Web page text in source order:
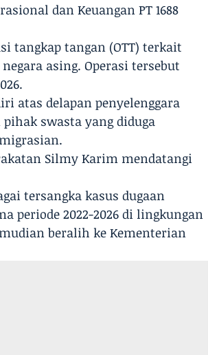
dan Keuangan PT 1688
tangkap tangan (OTT) terkait
asing. Operasi tersebut
atas delapan penyelenggara
swasta yang diduga
Silmy Karim mendatangi
tersangka kasus dugaan
periode 2022-2026 di lingkungan
beralih ke Kementerian